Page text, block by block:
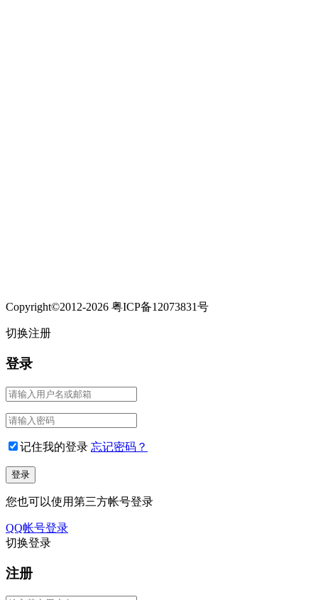
Copyright©2012-2026 粤ICP备12073831号
切换注册
登录
记住我的登录 忘记密码？
您也可以使用第三方帐号登录
QQ帐号登录
切换登录
注册